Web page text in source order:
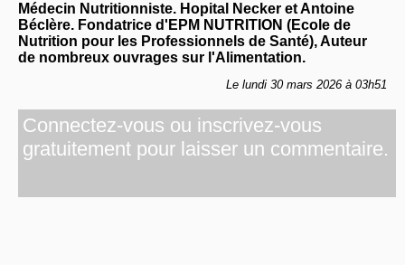
Médecin Nutritionniste. Hopital Necker et Antoine
Béclère. Fondatrice d'EPM NUTRITION (Ecole de
Nutrition pour les Professionnels de Santé), Auteur
de nombreux ouvrages sur l'Alimentation.
Le lundi 30 mars 2026 à 03h51
Connectez-vous ou inscrivez-vous
gratuitement pour laisser un commentaire.